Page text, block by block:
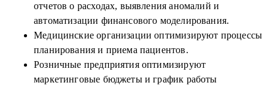
отчетов о расходах, выявления аномалий и
автоматизации финансового моделирования.
Медицинские организации оптимизируют процессы
планирования и приема пациентов.
Розничные предприятия оптимизируют
маркетинговые бюджеты и график работы